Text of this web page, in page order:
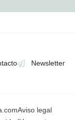
Newsletter
Aviso legal